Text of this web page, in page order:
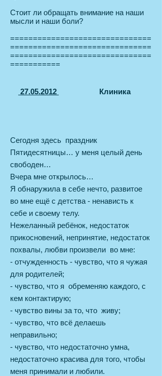
Стоит ли обращать внимание на наши
мысли и наши боли?
===============================
===============================
===============================
===========
27.05.2012 Клиника
Сегодня здесь праздник
Пятидесятницы… у меня целый день
свободен…
Вчера мне открылось…
Я обнаружила в себе нечто, развитое
во мне ещё с детства - ненависть к
себе и своему телу.
Нежеланный ребёнок, недостаток
прикосновений, непринятие, недостаток
похвалы, любви произвели во мне:
- отчужденность - чувство, что я чужая
для родителей;
- чувство, что я обременяю каждого, с
кем контактирую;
- чувство вины за то, что живу;
- чувство, что всё делаешь
неправильно;
- чувство, что недостаточно умна,
недостаточно красива для того, чтобы
меня принимали и любили.